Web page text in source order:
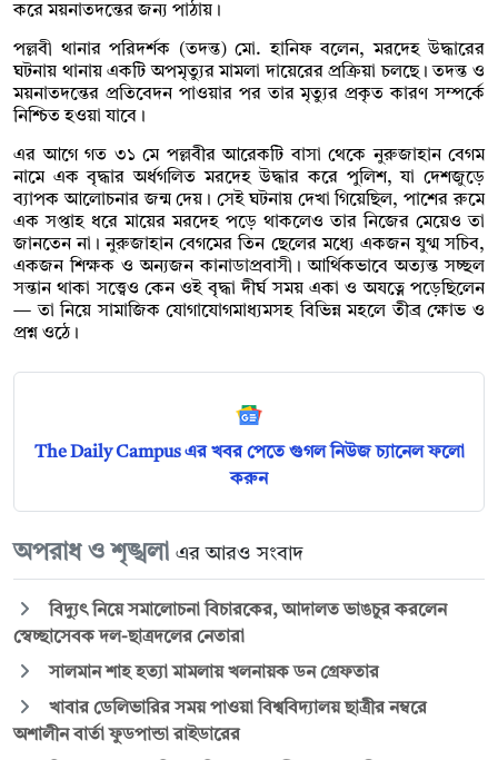
করে ময়নাতদন্তের জন্য পাঠায়।
পল্লবী থানার পরিদর্শক (তদন্ত) মো. হানিফ বলেন, মরদেহ উদ্ধারের
ঘটনায় থানায় একটি অপমৃত্যুর মামলা দায়েরের প্রক্রিয়া চলছে। তদন্ত ও
ময়নাতদন্তের প্রতিবেদন পাওয়ার পর তার মৃত্যুর প্রকৃত কারণ সম্পর্কে
নিশ্চিত হওয়া যাবে।
এর আগে গত ৩১ মে পল্লবীর আরেকটি বাসা থেকে নুরুজাহান বেগম
নামে এক বৃদ্ধার অর্ধগলিত মরদেহ উদ্ধার করে পুলিশ, যা দেশজুড়ে
ব্যাপক আলোচনার জন্ম দেয়। সেই ঘটনায় দেখা গিয়েছিল, পাশের রুমে
এক সপ্তাহ ধরে মায়ের মরদেহ পড়ে থাকলেও তার নিজের মেয়েও তা
জানতেন না। নুরুজাহান বেগমের তিন ছেলের মধ্যে একজন যুগ্ম সচিব,
একজন শিক্ষক ও অন্যজন কানাডাপ্রবাসী। আর্থিকভাবে অত্যন্ত সচ্ছল
সন্তান থাকা সত্ত্বেও কেন ওই বৃদ্ধা দীর্ঘ সময় একা ও অযত্নে পড়েছিলেন
— তা নিয়ে সামাজিক যোগাযোগমাধ্যমসহ বিভিন্ন মহলে তীব্র ক্ষোভ ও
প্রশ্ন ওঠে।
The Daily Campus এর খবর পেতে গুগল নিউজ চ্যানেল ফলো
করুন
অপরাধ ও শৃঙ্খলা এর আরও সংবাদ
বিদ্যুৎ নিয়ে সমালোচনা বিচারকের, আদালত ভাঙচুর করলেন
স্বেচ্ছাসেবক দল-ছাত্রদলের নেতারা
সালমান শাহ হত্যা মামলায় খলনায়ক ডন গ্রেফতার
খাবার ডেলিভারির সময় পাওয়া বিশ্ববিদ্যালয় ছাত্রীর নম্বরে
অশালীন বার্তা ফুডপান্ডা রাইডারের